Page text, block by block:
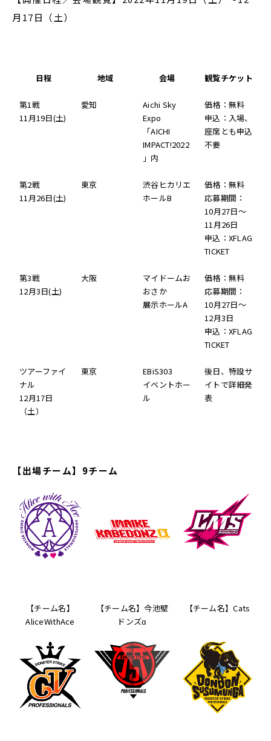
月17日（土）
日程 地域 会場 観覧チケット
第1戦
11月19日(土)
愛知
Aichi Sky
Expo
「AICHI
IMPACT!2022
」内
価格：無料
申込：入場、
座席とも申込
不要
第2戦
11月26日(土)
東京
渋谷ヒカリエ
ホールB
価格：無料
応募期間：
10月27日〜
11月26日
申込：XFLAG
TICKET
第3戦
12月3日(土)
大阪
マイドームお
おさか
展示ホールA
価格：無料
応募期間：
10月27日〜
12月3日
申込：XFLAG
TICKET
ツアーファイ
ナル
12月17日
（土）
東京
EBiS303
イベントホー
ル
後日、特設サ
イトで詳細発
表
【出場チーム】9チーム
【チーム名】
AliceWithAce
【チーム名】今池壁
ドンズα
【チーム名】Cats